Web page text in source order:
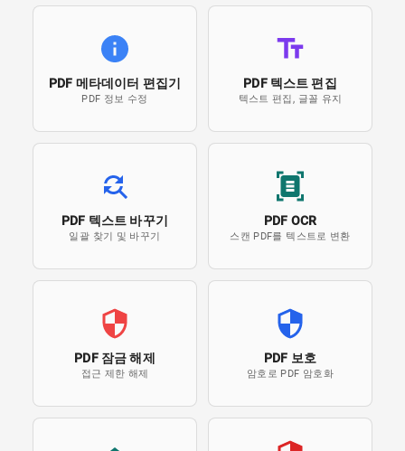
PDF 메타데이터 편집기
PDF 정보 수정
PDF 텍스트 편집
텍스트 편집, 글꼴 유지
PDF 텍스트 바꾸기
일괄 찾기 및 바꾸기
PDF OCR
스캔 PDF를 텍스트로 변환
PDF 잠금 해제
접근 제한 해제
PDF 보호
암호로 PDF 암호화